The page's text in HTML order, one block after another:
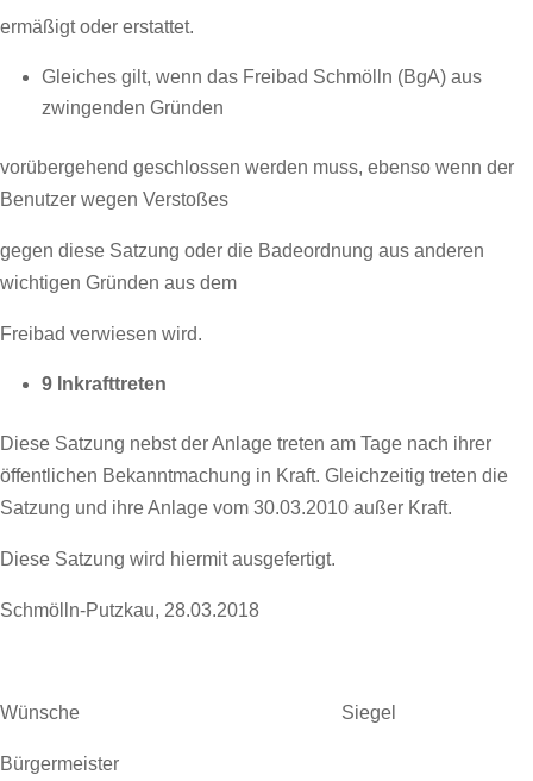
ermäßigt oder erstattet.
Gleiches gilt, wenn das Freibad Schmölln (BgA) aus
zwingenden Gründen
vorübergehend geschlossen werden muss, ebenso wenn der
Benutzer wegen Verstoßes
gegen diese Satzung oder die Badeordnung aus anderen
wichtigen Gründen aus dem
Freibad verwiesen wird.
9 Inkrafttreten
Diese Satzung nebst der Anlage treten am Tage nach ihrer
öffentlichen Bekanntmachung in Kraft. Gleichzeitig treten die
Satzung und ihre Anlage vom 30.03.2010 außer Kraft.
Diese Satzung wird hiermit ausgefertigt.
Schmölln-Putzkau, 28.03.2018
Wünsche Siegel
Bürgermeister